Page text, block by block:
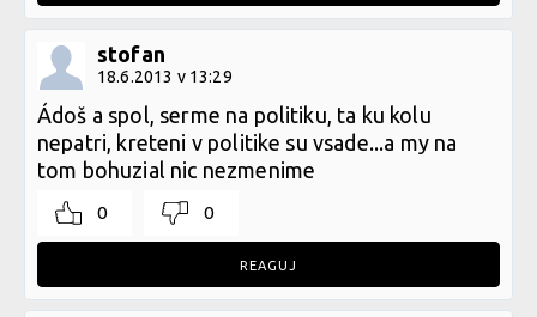
stofan
18.6.2013 v 13:29
Ádoš a spol, serme na politiku, ta ku kolu
nepatri, kreteni v politike su vsade...a my na
tom bohuzial nic nezmenime
0 0
REAGUJ